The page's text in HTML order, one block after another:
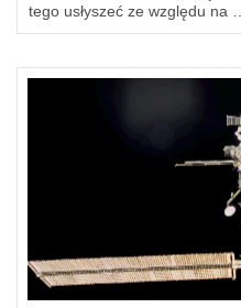
tego usłyszeć ze względu na …